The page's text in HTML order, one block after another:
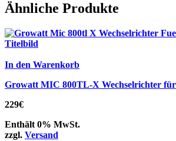
Ähnliche Produkte
In den Warenkorb
Growatt MIC 800TL-X Wechselrichter
229€
Enthält 0% MwSt.
zzgl. Versand